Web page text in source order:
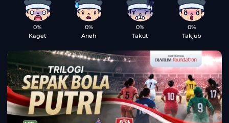
0%
Kaget
0%
Aneh
0%
Takut
0%
Takjub